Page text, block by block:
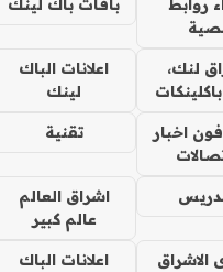
روابط
باقات باك لينك
لنك،
اعلانات الباك
لينك
اخبار
تقنية
اشراق العالم
عالم كبير
الاشراق
اعلانات الباك